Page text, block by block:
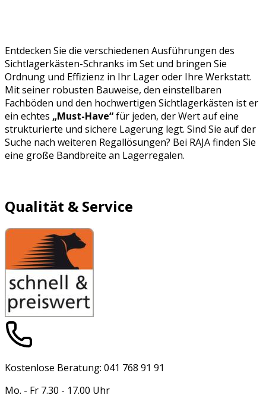
Entdecken Sie die verschiedenen Ausführungen des
Sichtlagerkästen-Schranks im Set und bringen Sie
Ordnung und Effizienz in Ihr Lager oder Ihre Werkstatt.
Mit seiner robusten Bauweise, den einstellbaren
Fachböden und den hochwertigen Sichtlagerkästen ist er
ein echtes „Must-Have“für jeden, der Wert auf eine
strukturierte und sichere Lagerung legt. Sind Sie auf der
Suche nach weiteren Regallösungen? Bei RAJA finden Sie
eine große Bandbreite an Lagerregalen.
Qualität & Service
Kostenlose Beratung: 041 768 91 91
Mo. - Fr 7.30 - 17.00 Uhr